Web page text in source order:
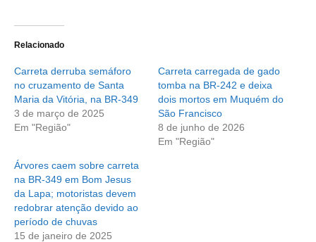
Relacionado
Carreta derruba semáforo
no cruzamento de Santa
Maria da Vitória, na BR-349
3 de março de 2025
Em "Região"
Carreta carregada de gado
tomba na BR-242 e deixa
dois mortos em Muquém do
São Francisco
8 de junho de 2026
Em "Região"
Árvores caem sobre carreta
na BR-349 em Bom Jesus
da Lapa; motoristas devem
redobrar atenção devido ao
período de chuvas
15 de janeiro de 2025